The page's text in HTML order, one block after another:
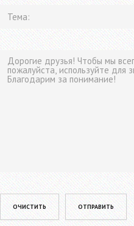
leave this field empty.